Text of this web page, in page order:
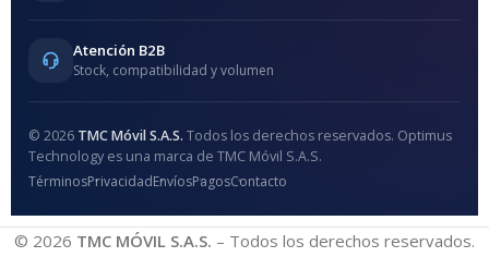
Atención B2B
Stock, compatibilidad y volumen
© 2026 TMC Móvil S.A.S. Todos los derechos reservados. Optimus
Technology es una marca de TMC Móvil S.A.S.
TérminosPrivacidadEnvíosPagosContacto
© 2026 TMC MÓVIL S.A.S. – Todos los derechos reservados.